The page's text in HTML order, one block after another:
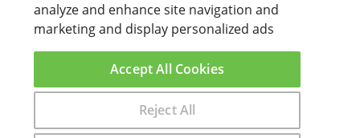
Anunciar cursos
USUARIOS
Aviso legal
analyze and enhance site navigation and
marketing and display personalized ads
Reject All
Accept All Cookies